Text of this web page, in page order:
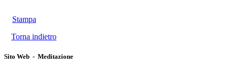
Stampa
Torna indietro
Sito Web - Meditazione